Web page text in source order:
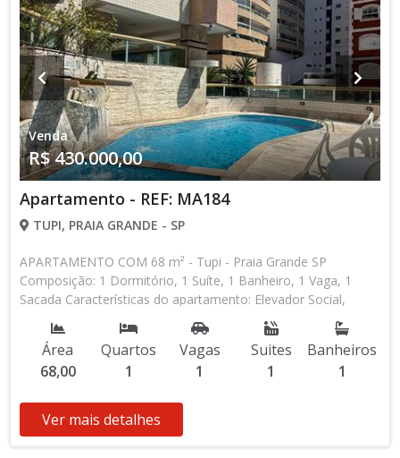
Venda
R$ 430.000,00
Apartamento - REF: MA184
TUPI, PRAIA GRANDE - SP
APARTAMENTO COM 68 m² - Tupi - Praia Grande SP
Composição: 1 Dormitório, 1 Suíte, 1 Banheiro, 1 Vaga, 1
Sacada Características do apartamento: Elevador Social,
Elevador de Serviço, Acessibilidade, Portão Automático,
Interfone, Gás Encanado, Piscina, Sauna, Salão de Jogos,
Salão de Festas, Espaço Kids, Espaço Gourmet, Academia,
Churrasqueira Aceita Financiamento Bancário * Os valores e
verificar entrando em contato com nossa equipe
Área
68,00
Quartos
1
Vagas
1
Suites
1
Banheiros
1
Ver mais detalhes